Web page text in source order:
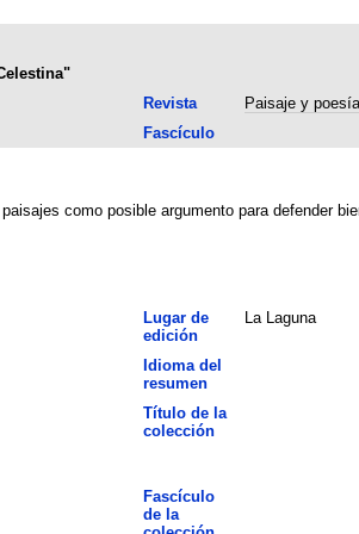
Revista Paisaje y
Fascículo
como posible argumento para defender
Lugar de
edición
La Laguna
Idioma del
resumen
Título de la
colección
Fascículo
de la